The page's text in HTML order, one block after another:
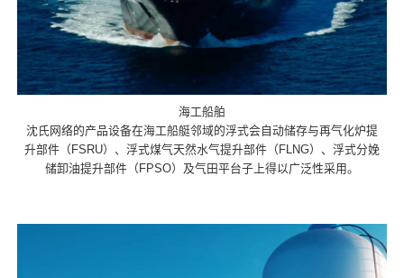
海工船舶
沈氏网络的产品设备在海工船艇邻域的浮式会自动储存与再气化炉提
升部件（FSRU）、浮式煤气天然水气提升部件（FLNG）、浮式分娩
储卸油提升部件（FPSO）及气田平台子上得以广泛性采用。